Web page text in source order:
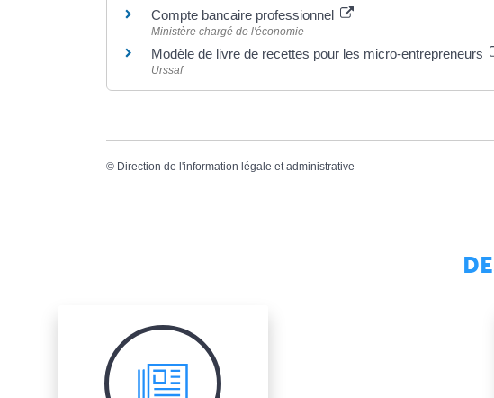
Compte bancaire professionnel
Ministère chargé de l'économie
Modèle de livre de recettes pour les micro-entrepreneurs
Urssaf
© Direction de l'information légale et administrative